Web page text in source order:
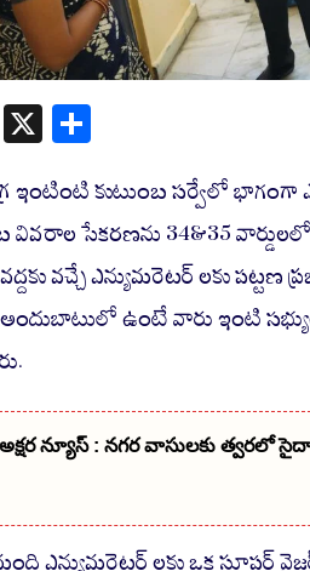
Te
le
m
X ha
re
ఇంటింటి కుటుంబ సర్వేలో భాగంగా
వివరాల సేకరణను 34&35
వచ్చే ఎన్యుమరెటర్ లకు
అందుబాటులో ఉంటే వారు ఇంటి
అక్షర న్యూస్ : నగర వాసులకు త్వరలో